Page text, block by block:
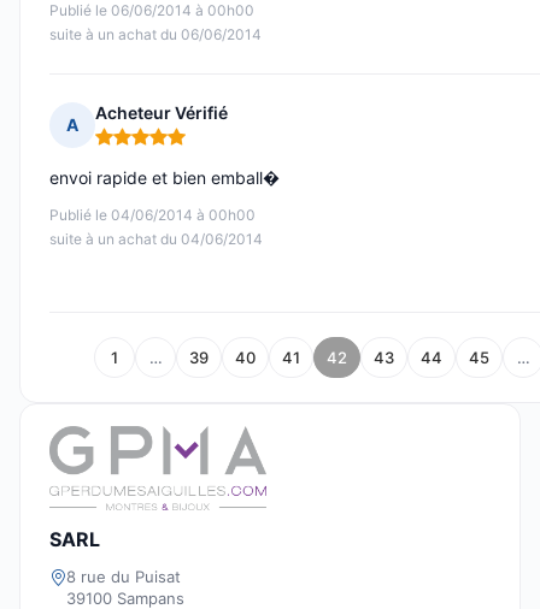
Publié le 06/06/2014 à 00h00
suite à un achat du 06/06/2014
A
Acheteur Vérifié
Note : 5 sur 5
Publié le 04/06/2014 à 00h00
suite à un achat du 04/06/2014
envoi rapide et bien emball�
1 … 39 40 41 42 43 44 45 …
SARL
8 rue du Puisat
39100 Sampans